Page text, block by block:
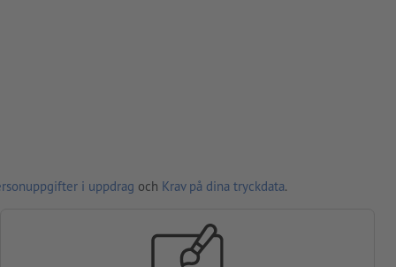
i uppdrag och Krav på dina tryckdata.